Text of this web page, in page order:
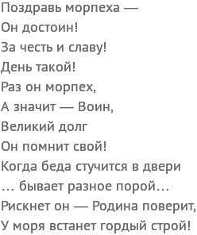
Поздравь морпеха —
Он достоин!
За честь и славу!
День такой!
Раз он морпех,
А значит — Воин,
Великий долг
Он помнит свой!
Когда беда стучится в двери
… бывает разное порой…
Рискнет он — Родина поверит,
У моря встанет гордый строй!